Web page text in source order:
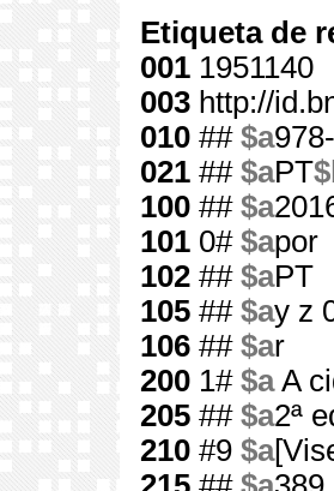
Etiqueta de
001 1951140
003 http://
010 ## $a
021 ## $aPT
100 ## $a
101 0# $apor
102 ## $aPT
105 ## $ay z
106 ## $ar
200 1# $aA
205 ## $a2ª
210 #9 $a